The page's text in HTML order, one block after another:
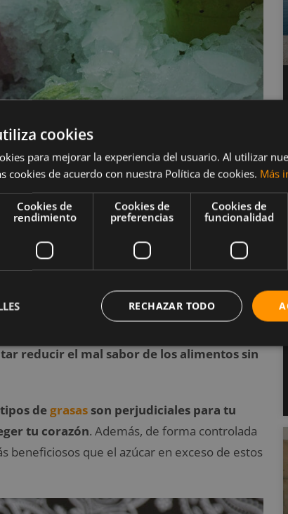
saludables
rutinas
saludables
que pueden ser igual o más
como una opción saludable que puede
reducir el mal sabor de los alimentos sin
degrasas son perjudiciales para tu
tu corazón. Además, de forma controlada
que el azúcar en exceso de estos
cookies
para mejorar la experiencia del usuario. Al utilizar
cookies de acuerdo con nuestra Política de cookies. Más
Cookies de
rendimiento
Cookies de
preferencias
Cookies de
funcionalidad
RECHAZAR TODO